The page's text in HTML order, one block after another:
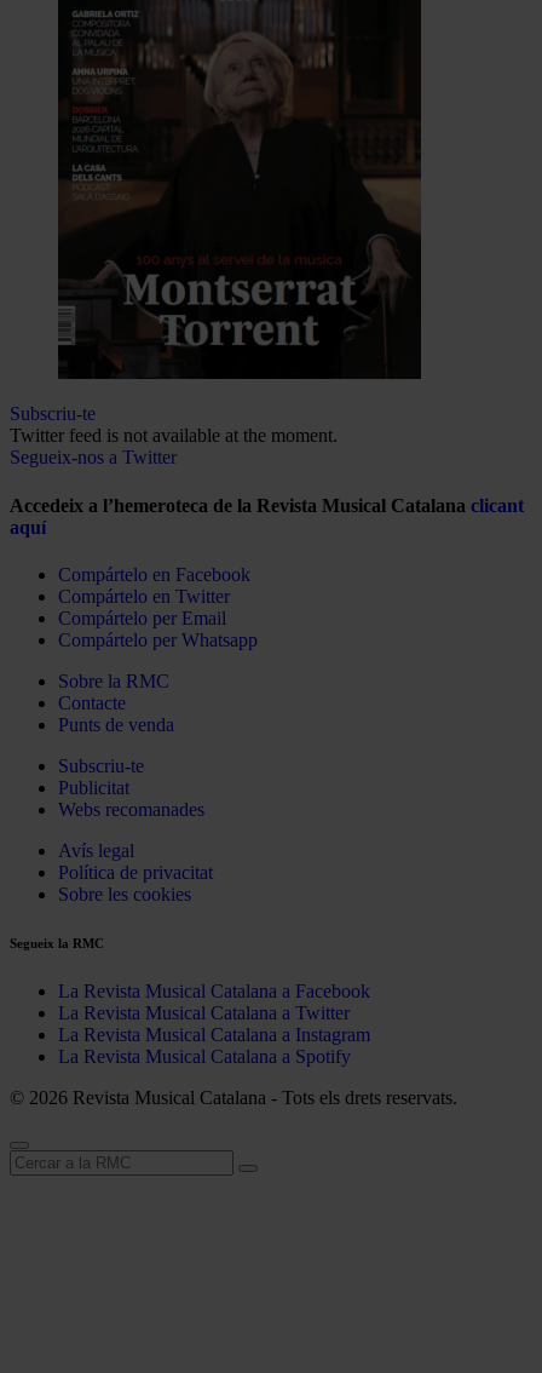
Subscriu-te
Twitter feed is not available at the moment.
Segueix-nos a Twitter
Accedeix a l’hemeroteca de la Revista Musical Catalana clicant
aquí
Compártelo en Facebook
Compártelo en Twitter
Compártelo per Email
Compártelo per Whatsapp
Sobre la RMC
Contacte
Punts de venda
Subscriu-te
Publicitat
Webs recomanades
Avís legal
Política de privacitat
Sobre les cookies
Segueix la RMC
La Revista Musical Catalana a Facebook
La Revista Musical Catalana a Twitter
La Revista Musical Catalana a Instagram
La Revista Musical Catalana a Spotify
© 2026 Revista Musical Catalana - Tots els drets reservats.
Cerca